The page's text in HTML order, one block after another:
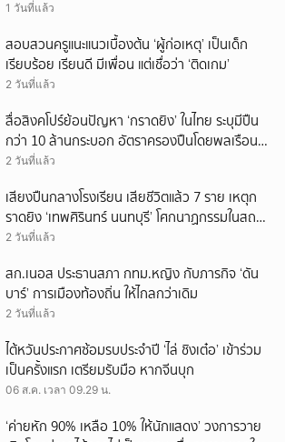
1 วันที่แล้ว
สอบสวนครูแนะแนวเบื้องต้น ‘ผู้ก่อเหตุ’ เป็นเด็ก
เรียบร้อย เรียนดี มีเพื่อน แต่เชื่อว่า ‘ติดเกม’
2 วันที่แล้ว
สื่อสิงคโปร์ย้อนปัญหา ‘กราดยิง’ ในไทย ระบุมีปืน
กว่า 10 ล้านกระบอก อัตราครองปืนโดยพลเรือน
สูงที่สุดในภูมิภาค
2 วันที่แล้ว
เสียงปืนกลางโรงเรียน เสียชีวิตแล้ว 7 ราย เหตุก
ราดยิง ‘เทพศิรินทร์ นนทบุรี’ โศกนาฏกรรมในสถาน
ศึกษา ครั้งที่ 2 ในรอบปี
2 วันที่แล้ว
สก.เนอส ประธานสภา กทม.หญิง กับภารกิจ ‘ดัน
บาร์’ การเมืองท้องถิ่น ให้ไกลกว่าเดิม
2 วันที่แล้ว
ไต้หวันประกาศซ้อมรบประจำปี ‘ไล่ ชิงเต๋อ’ เข้าร่วม
เป็นครั้งแรก เตรียมรับมือ หากจีนบุก
06 ส.ค. เวลา 09.29 น.
‘ค่ายหัก 90% เหลือ 10% ให้นักแสดง’ วงการวาย